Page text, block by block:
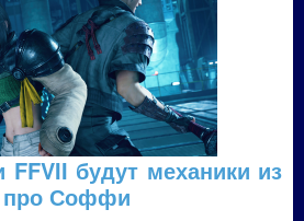
будут механики из
про Соффи